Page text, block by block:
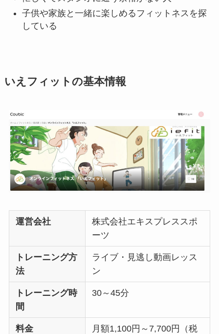
子供や家族と一緒に楽しめるフィットネスを探
している
いえフィットの基本情報
運営会社
株式会社エキスプレススポ
ーツ
トレーニング方
法
ライブ・見逃し動画レッス
ン
トレーニング時
間
30～45分
料金
月額1,100円～7,700円（税